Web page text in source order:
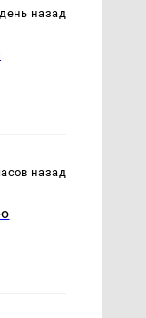
день назад
назад